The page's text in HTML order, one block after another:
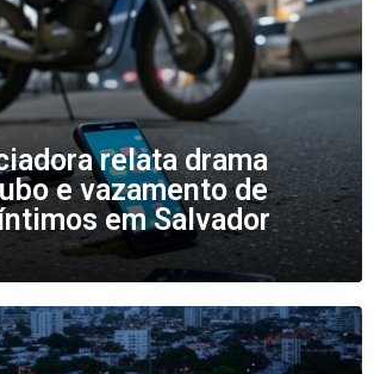
relata drama
e vazamento de
em Salvador